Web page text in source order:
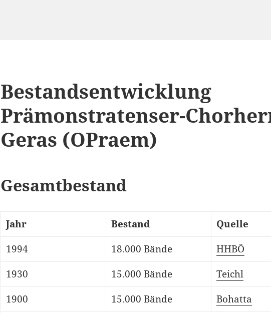
Bestandsentwicklung
Prämonstratenser-
Geras (OPraem)
Gesamtbestand
Jahr Bestand
Quelle
1994
18.000 Bände
HHBÖ
1930
15.000 Bände
Teichl
1900
15.000 Bände
Bohatta